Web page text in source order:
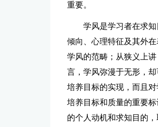
重要。
学风是学习者在求
倾向、心理特征及其外
学风的范畴；从狭义上
言，学风弥漫于无形，
培养目标的实现，而且
培养目标和质量的重要
的个人动机和求知目的